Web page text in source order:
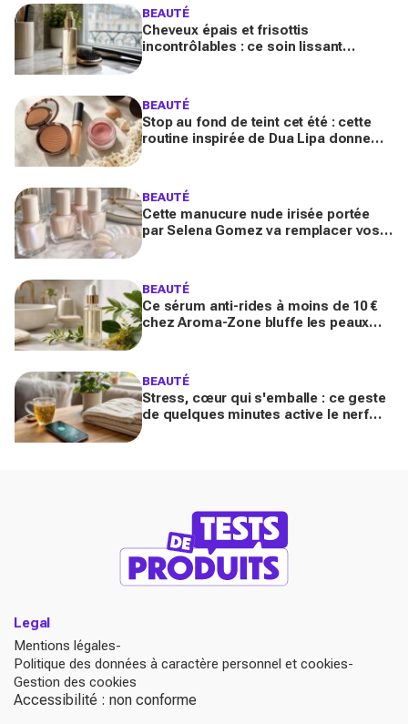
BEAUTÉ
Cheveux épais et frisottis
incontrôlables : ce soin lissant
BEAUTÉ
Stop au fond de teint cet été : cette
routine inspirée de Dua Lipa donne
BEAUTÉ
Cette manucure nude irisée portée
par Selena Gomez va remplacer vos
BEAUTÉ
Ce sérum anti-rides à moins de 10 €
chez Aroma-Zone bluffe les peaux
BEAUTÉ
Stress, cœur qui s'emballe : ce geste
de quelques minutes active le nerf
Legal
Mentions légales
Politique des données à caractère personnel et cookies
Gestion des cookies
Accessibilité : non conforme